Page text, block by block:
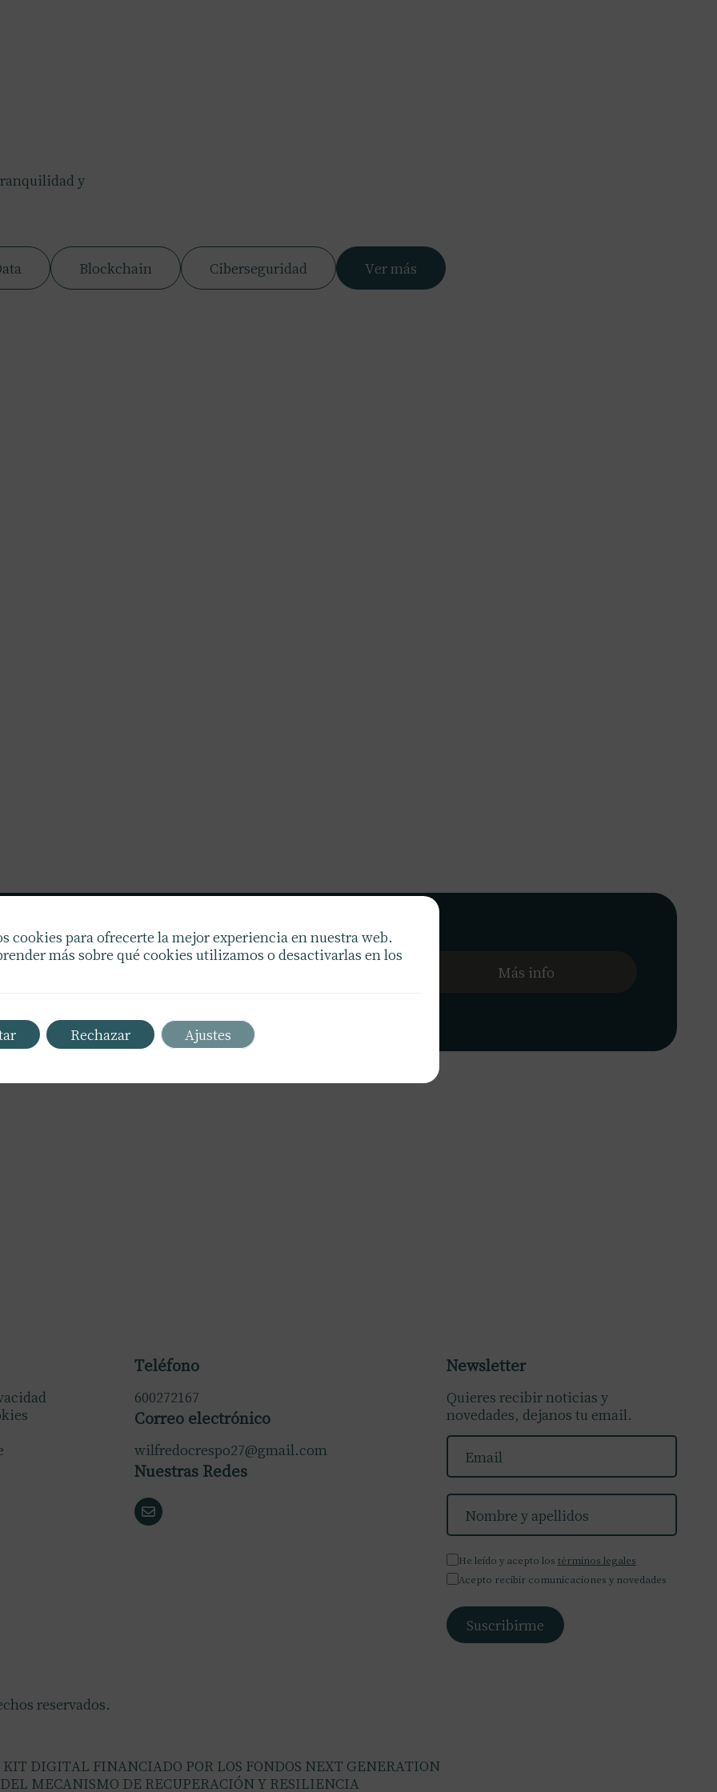
y
Blockchain Ciberseguridad Ver más
Confíe en Wilfredo Crespo para un transporte ágil y
seguro. Experiencia y compromiso nos distinguen.
Más info
Teléfono
600272167
Correo electrónico
wilfredocrespo27@gmail.com
Nuestras Redes
Newsletter
Quieres recibir noticias y
novedades, dejanos tu email.
He leído y acepto los términos legales
Acepto recibir comunicaciones y novedades
reservados.
KIT DIGITAL FINANCIADO POR LOS FONDOS NEXT GENERATION
DEL MECANISMO DE RECUPERACIÓN Y RESILIENCIA
cookies para ofrecerte la mejor experiencia en nuestra web.
más sobre qué cookies utilizamos o desactivarlas en los
Rechazar Ajustes